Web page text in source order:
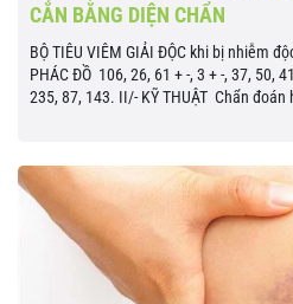
CẮN BẰNG DIỆN CHẨN
BỘ TIÊU VIÊM GIẢI ĐỘC khi bị nhiễm
PHÁC ĐỒ 106, 26, 61 + -, 3 + -, 37, 50,
235, 87, 143. II/- KỸ THUẬT